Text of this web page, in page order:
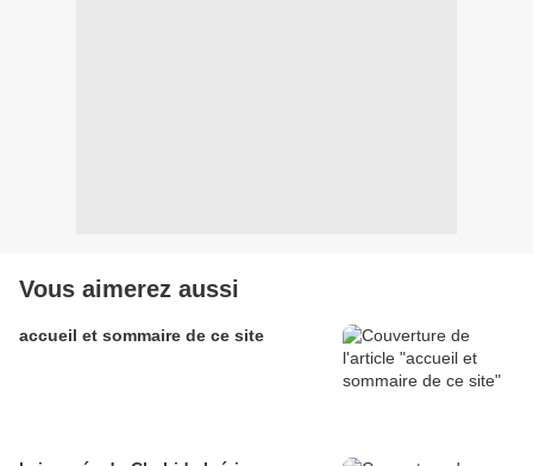
Vous aimerez aussi
accueil et sommaire de ce site